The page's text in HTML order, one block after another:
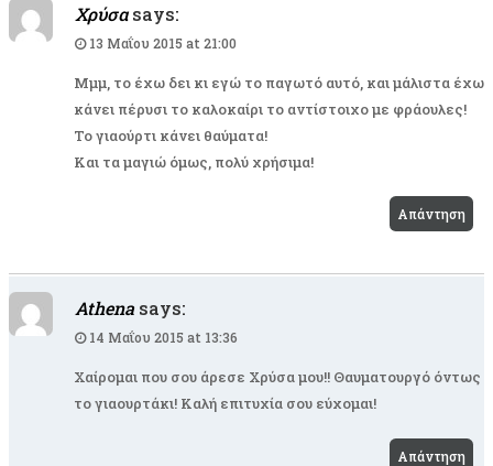
Χρύσα says:
13 Μαΐου 2015 at 21:00
Μμμ, το έχω δει κι εγώ το παγωτό αυτό, και μάλιστα έχω
κάνει πέρυσι το καλοκαίρι το αντίστοιχο με φράουλες!
Το γιαούρτι κάνει θαύματα!
Και τα μαγιώ όμως, πολύ χρήσιμα!
Απάντηση
Athena says:
14 Μαΐου 2015 at 13:36
Χαίρομαι που σου άρεσε Χρύσα μου!! Θαυματουργό όντως
το γιαουρτάκι! Καλή επιτυχία σου εύχομαι!
Απάντηση